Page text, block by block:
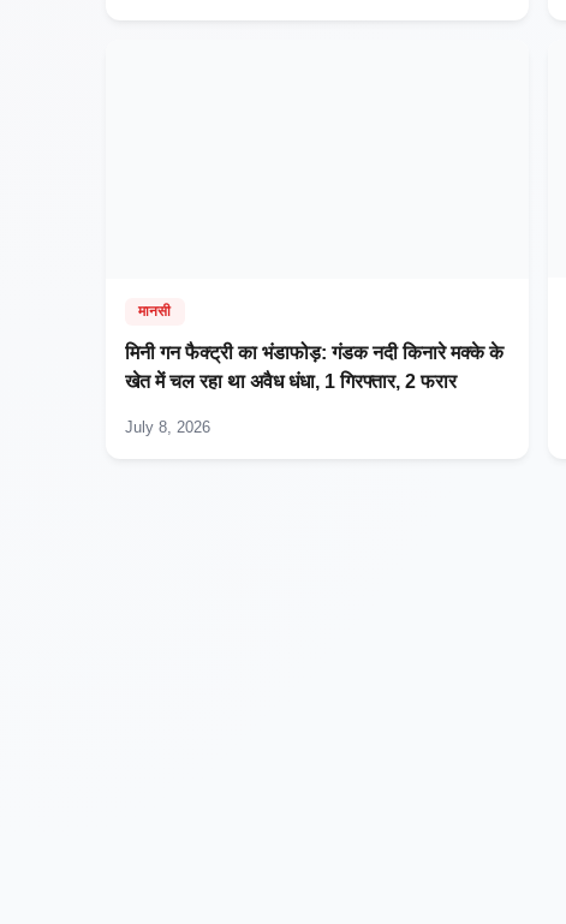
मानसी
मिनी गन फैक्ट्री का भंडाफोड़: गंडक नदी किनारे मक्के के
खेत में चल रहा था अवैध धंधा, 1 गिरफ्तार, 2 फरार
July 8, 2026